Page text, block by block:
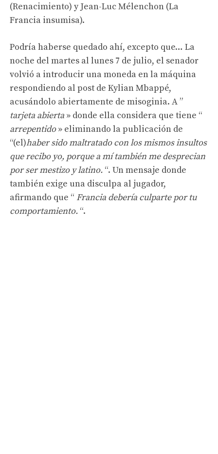
(Renacimiento) y Jean-Luc Mélenchon (La
Francia insumisa).
Podría haberse quedado ahí, excepto que… La
noche del martes al lunes 7 de julio, el senador
volvió a introducir una moneda en la máquina
respondiendo al post de Kylian Mbappé,
acusándolo abiertamente de misoginia. A ”
tarjeta abierta » donde ella considera que tiene “
arrepentido» eliminando la publicación de
“(el)haber sido maltratado con los mismos insultos
que recibo yo, porque a mí también me desprecian
por ser mestizo y latino. “. Un mensaje donde
también exige una disculpa al jugador,
afirmando que “ Francia debería culparte por tu
comportamiento. “.